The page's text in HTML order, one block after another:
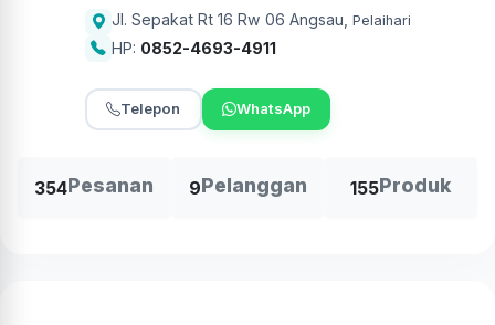
Jl. Sepakat Rt 16 Rw 06 Angsau Pelaihari
HP: 0852-4693-4911
Telepon WhatsApp
354Pesanan 9Pelanggan 155Produk